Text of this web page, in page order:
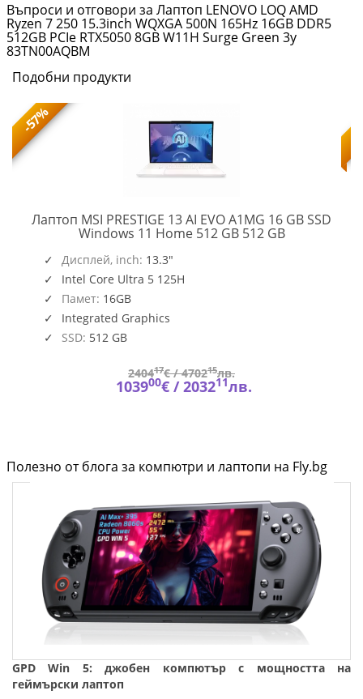
Въпроси и отговори за Лаптоп LENOVO LOQ AMD
Ryzen 7 250 15.3inch WQXGA 500N 165Hz 16GB DDR5
512GB PCIe RTX5050 8GB W11H Surge Green 3y
83TN00AQBM
Подобни продукти
-57%
Лаптоп MSI PRESTIGE 13 AI EVO A1MG 16 GB SSD
Windows 11 Home 512 GB 512 GBPRESTIGE
Дисплей, inch: 13.3"
Intel Core Ultra 5 125H
Памет: 16GB
Integrated Graphics
SSD: 512 GB
240417€ /470215лв.
103900€ /203211лв.
Полезно от блога за компютри и лаптопи на Fly.bg
GPD Win 5: джобен компютър с мощността на
геймърски лаптоп